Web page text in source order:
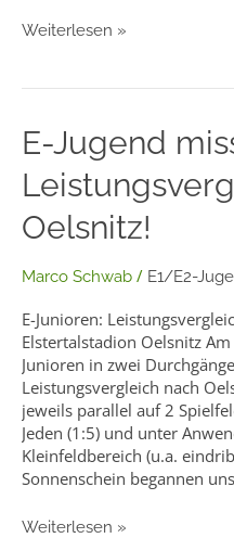
Weiterlesen »
E-Jugend
Oelsnitz!
Marco Schwab / E1/E2-
E-Junioren:
Elstertalstadion Oelsnitz
Junioren in zwei
Leistungsvergleich nach
jeweils parallel auf 2
Jeden (1:5) und unter
Kleinfeldbereich (u.a.
Sonnenschein begannen
E-
Jugend
misst
sich
bei
Leistungsvergleich
in
Weiterlesen »